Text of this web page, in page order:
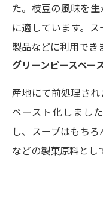
た。枝豆の風味を
に適しています。
製品などに利用でき
グリーンピースペー
産地にて前処理さ
ペースト化しまし
し、スープはもち
などの製菓原料とし